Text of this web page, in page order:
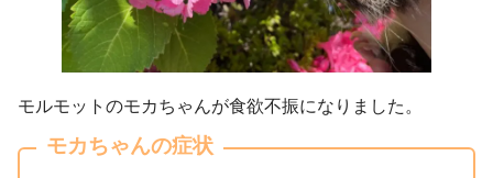
モルモットのモカちゃんが食欲不振になりました。
モカちゃんの症状